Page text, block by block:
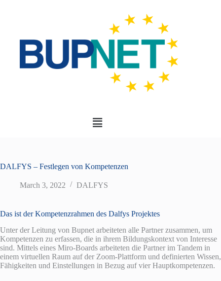
DALFYS – Festlegen von Kompetenzen
March 3, 2022 DALFYS
Das ist der Kompetenzrahmen des Dalfys Projektes
Unter der Leitung von Bupnet arbeiteten alle Partner zusammen, um
Kompetenzen zu erfassen, die in ihrem Bildungskontext von Interesse
sind. Mittels eines Miro-Boards arbeiteten die Partner im Tandem in
einem virtuellen Raum auf der Zoom-Plattform und definierten Wissen,
Fähigkeiten und Einstellungen in Bezug auf vier Hauptkompetenzen.